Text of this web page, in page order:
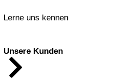
Lerne uns kennen
Unsere Kunden